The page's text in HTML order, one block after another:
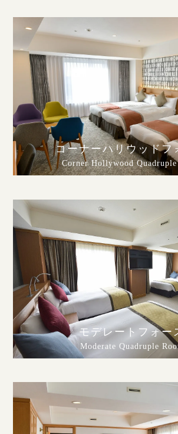
コーナーハリウッドフ
Corner Hollywood Quadruple
モデレートフォー
Moderate Quadruple